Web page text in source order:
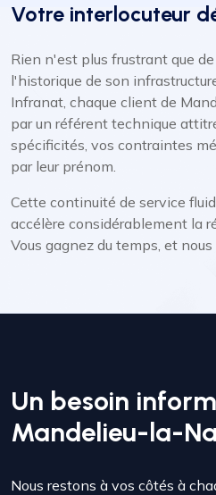
Votre interlocuteur
Rien n'est plus frustrant que
l'historique de son
Infranat, chaque client de
par un référent technique
spécificités, vos contraintes
par leur prénom.
Cette continuité de service
accélère considérablement la
Vous gagnez du temps, et
Un besoin
Mandelieu-la-
Nous restons à vos côtés à